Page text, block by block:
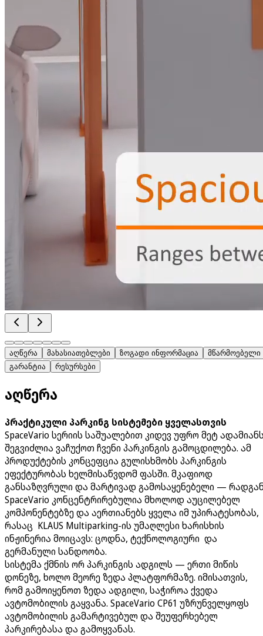
აღწერა მახასიათებლები ზოგადი ინფორმაცია
მწარმოებელი
გარანტია
რესურსები
აღწერა
პრაქტიკული პარკინგ სისტემები ყველასთვის
SpaceVario სერიის საშუალებით კიდევ უფრო მეტ
შეგვიძლია ვაჩუქოთ ჩვენი პარკინგის გამოცდილება. ამ
პროდუქტების კონცეფცია გულისხმობს პარკინგის
ეფექტურობას ხელმისაწვდომ ფასში. მკაფიოდ
განსაზღვრული და მარტივად გამოსაყენებელი —
SpaceVario კონცენტრირებულია მხოლოდ აუცილებელ
კომპონენტებზე და აერთიანებს ყველა იმ უპირატესობას,
რასაც KLAUS Multiparking-ის უმაღლესი ხარისხის
ინჟინერია მოიცავს: ცოდნა, ტექნოლოგიური და
გერმანული სანდოობა.
სისტემა ქმნის ორ პარკინგის ადგილს — ერთი მიწის
დონეზე, ხოლო მეორე ზედა პლატფორმაზე. იმისათვის,
რომ გამოიყენოთ ზედა ადგილი, საჭიროა ქვედა
ავტომობილის გაყვანა. SpaceVario CP61 უზრუნველყოფს
ავტომობილის გამარტივებულ და შეუფერხებელ
პარკირებასა და გამოყვანას.